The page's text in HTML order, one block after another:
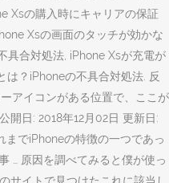
Xsの購入時にキャリアの保証
Xsの画面のタッチが効かな
具合対処法, iPhone Xsが充電が
は？iPhoneの不具合対処法. 反
アイコンがある位置で、ここが
開日: 2018年12月02日 更新日:
までiPhoneの特徴の一つであっ
… 原因を調べてみると僕が使っ